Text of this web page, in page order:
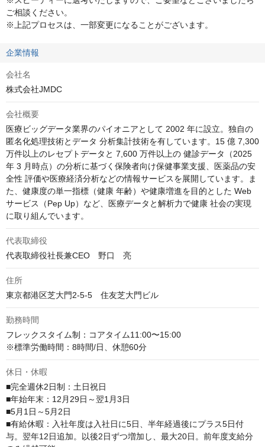
ご相談ください。
※上記プロセスは、一部変更になることがございます。
企業情報
会社名
株式会社JMDC
会社概要
医療ビッグデータ業界のパイオニアとして 2002 年に設立。独自の
匿名化処理技術とデータ 分析集計技術を有しています。15 億 7,300
万件以上のレセプトデータと 7,600 万件以上の 健診データ（2025
年 3 月時点）の分析に基づく保険者向け保健事業支援、医薬品の安
全性 評価や医療経済分析などの情報サービスを展開しています。ま
た、健康度の単一指標（健康 年齢）や健康増進を目的とした Web
サービス（Pep Up）など、医療データと解析力で健康 社会の実現
代表取締役
代表取締役社長兼CEO　野口　亮
住所
東京都港区芝大門2-5-5　住友芝大門ビル
勤務時間
フレックスタイム制：コアタイム11:00〜15:00
休日・休暇
■完全週休2日制：土日祝日
■年始年末：12月29日～翌1月3日
■5月1日～5月2日
■有給休暇：入社年度は入社日に5日、半年経過後にプラス5日付
与。翌年12日追加。以後2日ずつ増加し、最大20日。前年度支給分